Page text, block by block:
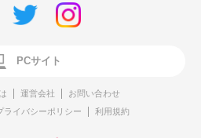
PCサイト
運営会社
お問い合わせ
ライバシーポリシー 利用規約